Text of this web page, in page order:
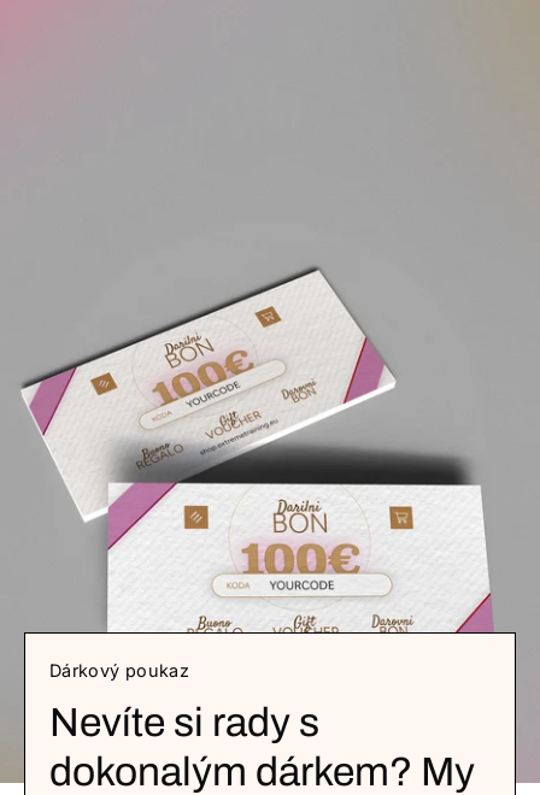
Dárkový poukaz
Nevíte si rady s
dokonalým dárkem? My